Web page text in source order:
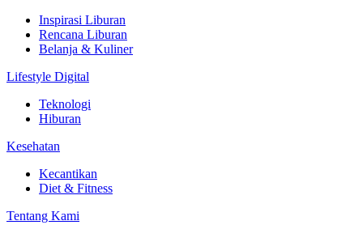
Inspirasi Liburan
Rencana Liburan
Belanja & Kuliner
Lifestyle Digital
Teknologi
Hiburan
Kesehatan
Kecantikan
Diet & Fitness
Tentang Kami